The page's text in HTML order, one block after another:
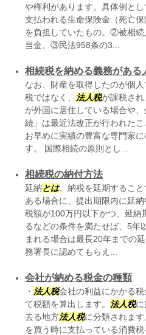
や権利があります。具体例と
支払われる生命保険金（死亡
を負担していたもの。②被相
当金。③民法958条の3...
相続税を納める義務がある
なお、財産を取得したのが個
税ではなく、
法人税が課税さ
が外国に居住している場合や
続」は最近法改正が行われた
お早めに実績の豊富な専門家
す。 国際相続の原則とし...
相続税の納付方法
延納とは、納税を延期するこ
ある場合に、提出期限内に延
税額が100万円以下かつ、延納
るなどの条件を満たせば、5年
まれる場合は最長20年までの
務署長に認めてもらえ...
会社が納める税金の種類
・ 法人税会社の利益にかかる
て税額を算出します。
法人税に
去る地方法人税に分類されま
を買う時に支払っている消費